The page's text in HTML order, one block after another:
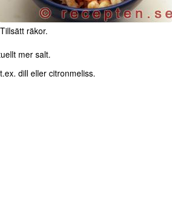
Tillsätt räkor.
mer salt.
dill eller citronmeliss.